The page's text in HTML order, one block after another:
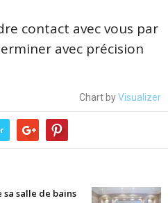
contact avec vous par
avec précision
Chart byVisualizer
sa salle de bains